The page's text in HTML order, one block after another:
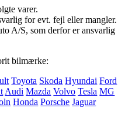
varer.
for evt. fejl eller mangler.
A/S, som derfor er ansvarlig
bilmærke:
Toyota Skoda Hyundai Ford
Audi Mazda Volvo Tesla MG
Honda Porsche Jaguar